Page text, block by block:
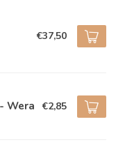
€37,50
Wera €2,85